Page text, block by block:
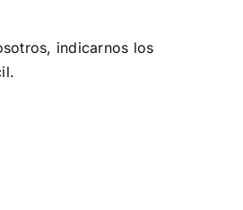
indicarnos los